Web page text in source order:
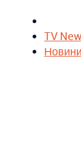
TV
Новини